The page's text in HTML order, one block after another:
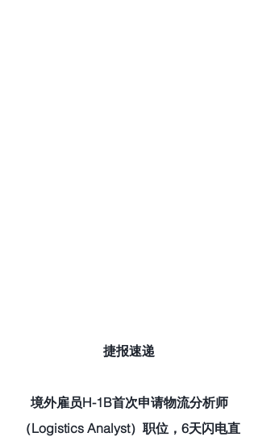
捷报速递
境外雇员H-1B首次申请物流分析师
（Logistics Analyst）职位，6天闪电直